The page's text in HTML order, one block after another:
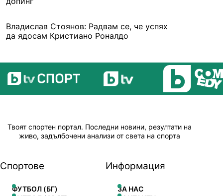
Владислав Стоянов: Радвам се, че успях
да ядосам Кристиано Роналдо
Твоят спортен портал. Последни новини, резултати на
живо, задълбочени анализи от света на спорта
Спортове
ФУТБОЛ (БГ)
Информация
ЗА НАС